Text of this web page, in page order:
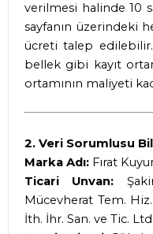
verilmesi halinde 10
sayfanın üzerindeki
ücreti talep edilebilir.
bellek gibi kayıt
ortamının maliyeti
2. Veri Sorumlusu
Marka Adı: Fırat
Ticari Unvan:
Mücevherat Tem.
İth. İhr. San. ve Tic.